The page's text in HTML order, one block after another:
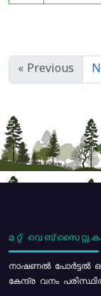
« Previous
മറ്റ്
നാഷണൽ പോർട്ടൽ
കേന്ദ്ര വനം